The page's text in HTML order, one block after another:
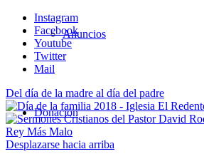
Anuncios
Donación
Instagram
Facebook
Youtube
Twitter
Mail
Del día de la madre al día del padre
Rey Más Malo
Desplazarse hacia arriba